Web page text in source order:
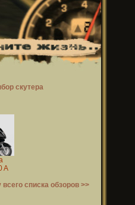
скутера
A
списка обзоров >>